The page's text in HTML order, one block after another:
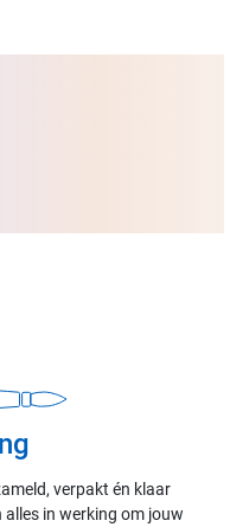
verpakt én klaar
in werking om jouw